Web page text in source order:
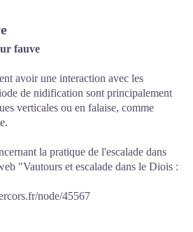
fauve
avoir une interaction avec les
de nidification sont principalement
verticales ou en falaise, comme
la pratique de l'escalade dans
"Vautours et escalade dans le Diois :
node/45567